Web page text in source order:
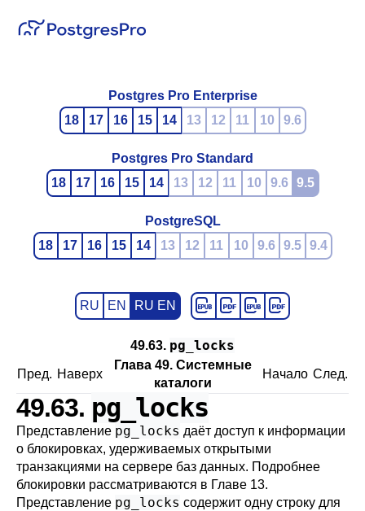
Postgres Pro Enterprise
18
17 16 15 14 13 12 11 10 9.6
Postgres Pro Standard
18
17 16 15 14 13 12 11 10 9.6 9.5
PostgreSQL
18
17 16 15 14 13 12 11 10 9.6 9.5 9.4
RU EN RU EN
49.63. pg_locks
Пред. Наверх
Глава 49. Системные
каталоги
Начало След.
49.63. pg_locks
Представление pg_locks даёт доступ к информации
о блокировках, удерживаемых открытыми
транзакциями на сервере баз данных. Подробнее
блокировки рассматриваются в Главе 13.
Представление pg_locks содержит одну строку для